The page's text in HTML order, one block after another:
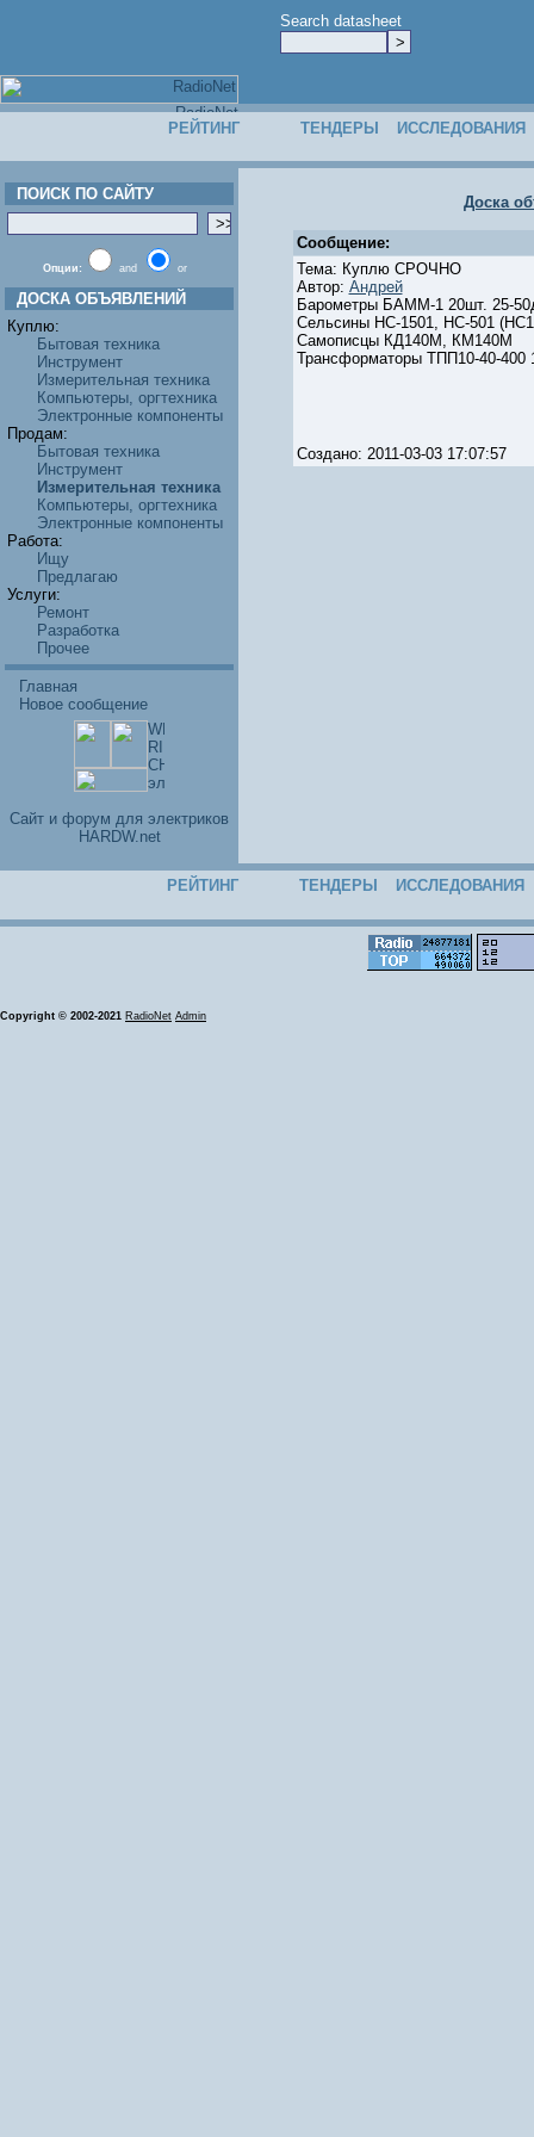
Search datasheet
РЕЙТИНГ ТЕНДЕРЫ ИССЛЕДОВАНИЯ
ПОИСК ПО САЙТУ
Опции: and or
ДОСКА ОБЪЯВЛЕНИЙ
Куплю:
Бытовая техника
Инструмент
Измерительная техника
Компьютеры, оргтехника
Электронные компоненты
Продам:
Бытовая техника
Инструмент
Измерительная техника
Компьютеры, оргтехника
Электронные компоненты
Работа:
Ищу
Предлагаю
Услуги:
Ремонт
Разработка
Прочее
Главная
Новое сообщение
Cайт и форум для электриков
HARDW.net
Доска
Сообщение:
Тема: Куплю СРОЧНО
Автор: Андрей
Барометры БАММ-1 20шт. 25-
Сельсины НС-1501, НС-501
Самописцы КД140М, КМ140М
Трансформаторы ТПП10-40-400
Создано: 2011-03-03 17:07:57
РЕЙТИНГ ТЕНДЕРЫ ИССЛЕДОВАНИЯ
Copyright © 2002-2021 RadioNet Admin